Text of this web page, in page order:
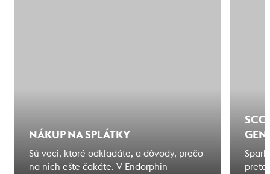
NÁKUP NA SPLÁTKY
Sú veci, ktoré odkladáte, a dôvody, prečo
na nich ešte čakáte. V Endorphin